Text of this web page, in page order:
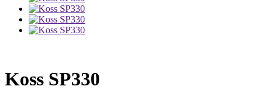
Koss SP330